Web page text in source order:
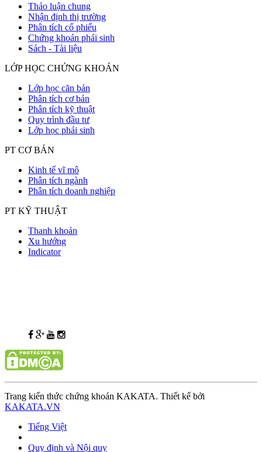
Thảo luận chung
Nhận định thị trường
Phân tích cổ phiếu
Chứng khoán phái sinh
Sách - Tài liệu
LỚP HỌC CHỨNG KHOÁN
Lớp học căn bản
Phân tích cơ bản
Phân tích kỹ thuật
Quy trình đầu tư
Lớp học phái sinh
PT CƠ BẢN
Kinh tế vĩ mô
Phân tích ngành
Phân tích doanh nghiệp
PT KỸ THUẬT
Thanh khoản
Xu hướng
Indicator
Trang kiến thức chứng khoán KAKATA. Thiết kế bởi
KAKATA.VN
Tiếng Việt
Quy định và Nội quy